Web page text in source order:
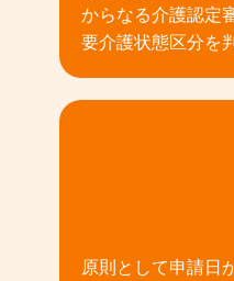
からなる介護認定
要介護状態区分を
原則として申請日